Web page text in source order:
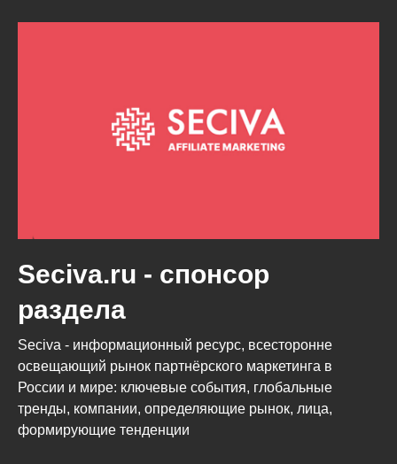
Seciva.ru - спонсор
раздела
Seciva - информационный ресурс, всесторонне
освещающий рынок партнёрского маркетинга в
России и мире: ключевые события, глобальные
тренды, компании, определяющие рынок, лица,
формирующие тенденции